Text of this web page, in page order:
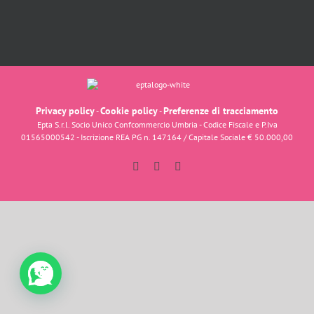
Privacy policy-Cookie policy-Preferenze di tracciamento
Epta S.r.l. Socio Unico Confcommercio Umbria - Codice Fiscale e P.Iva
01565000542 - Iscrizione REA PG n. 147164 / Capitale Sociale € 50.000,00
FacebookInstagram